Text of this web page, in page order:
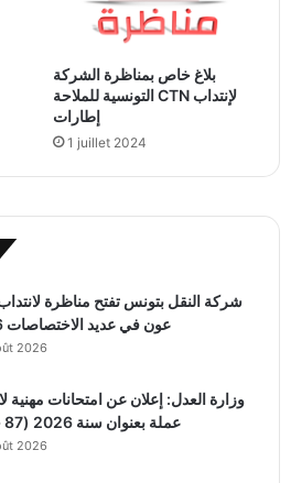
بلاغ خاص بمناظرة الشركة
التونسية للملاحة CTN لإنتداب
إطارات
1 juillet 2024
عون في عديد الاختصاصات 2026
2026
وزارة العدل: إعلان عن امتحانات مهنية
عملة بعنوان سنة 2026 (87 خطة)
2026